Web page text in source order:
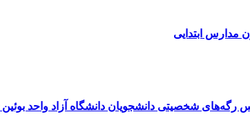
مدارس ابتدایی
شخصیتی دانشجویان دانشگاه آزاد واحد بوئین